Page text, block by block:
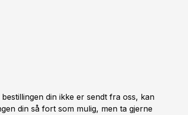
din ikke er sendt fra oss, kan
din så fort som mulig, men ta gjerne